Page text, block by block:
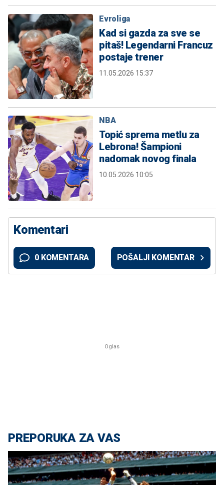
Evroliga
Kad si gazda za sve se
pitaš! Legendarni Francuz
postaje trener
11.05.2026 15:37
NBA
Topić sprema metlu za
Lebrona! Šampioni
nadomak novog finala
10.05.2026 10:05
Komentari
0 KOMENTARA POŠALJI KOMENTAR
PREPORUKA ZA VAS